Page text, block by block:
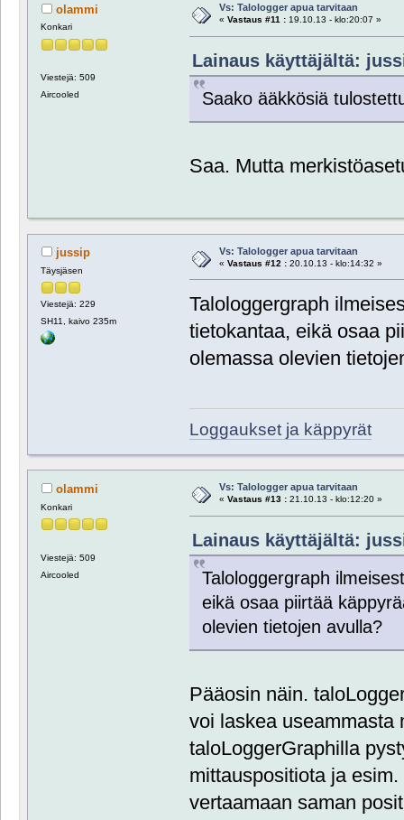
olammi
Konkari
Viestejä: 509
Aircooled
Vs: Talologger apua tarvitaan
« Vastaus #11 :19.10.13 - klo:20:07 »
Lainaus käyttäjältä:
Saako ääkkösiä
Saa. Mutta
jussip
Täysjäsen
Viestejä: 229
SH11, kaivo 235m
Vs: Talologger apua tarvitaan
« Vastaus #12 :20.10.13 - klo:14:32 »
Talologgergraph
tietokantaa, eikä osaa
olemassa olevien
Loggaukset ja käppyrät
olammi
Konkari
Viestejä: 509
Aircooled
Vs: Talologger apua tarvitaan
« Vastaus #13 :21.10.13 - klo:12:20 »
Lainaus käyttäjältä:
Talologgergraph
eikä osaa piirtää
olevien tietojen avulla?
Pääosin näin.
voi laskea useammasta
taloLoggerGraphilla
mittauspositiota ja
vertaamaan saman